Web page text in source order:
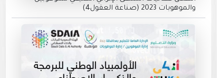
والموهوبات 2023 (صناعة العقول4)